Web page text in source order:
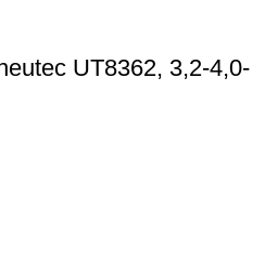
UT8362, 3,2-4,0-